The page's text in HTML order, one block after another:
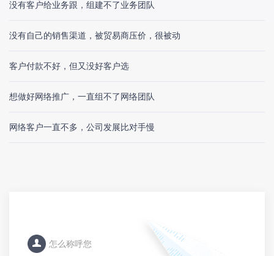
没有客户给业务跟，组建不了业务团队
没有自己的销售渠道，被贸易商压价，很被动
客户付款不好，但又没好客户选
想做好网络推广，一直组不了网络团队
网络客户一直不多，公司发展比对手慢